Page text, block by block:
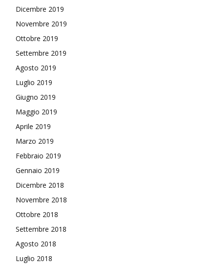
Dicembre 2019
Novembre 2019
Ottobre 2019
Settembre 2019
Agosto 2019
Luglio 2019
Giugno 2019
Maggio 2019
Aprile 2019
Marzo 2019
Febbraio 2019
Gennaio 2019
Dicembre 2018
Novembre 2018
Ottobre 2018
Settembre 2018
Agosto 2018
Luglio 2018